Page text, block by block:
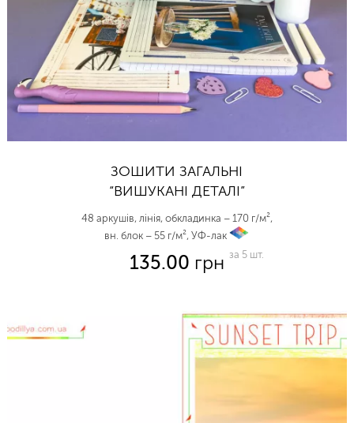
ЗОШИТИ ЗАГАЛЬНІ
“ВИШУКАНІ ДЕТАЛІ”
48 аркушів, лінія, обкладинка – 170 г/м²,
вн. блок – 55 г/м², УФ-лак
135.00 грн за 5 шт.